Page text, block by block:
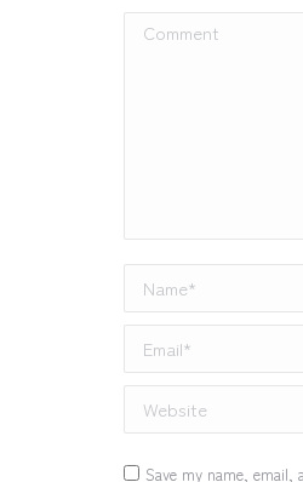
Comment
Name *
Email *
Website
Save my name,